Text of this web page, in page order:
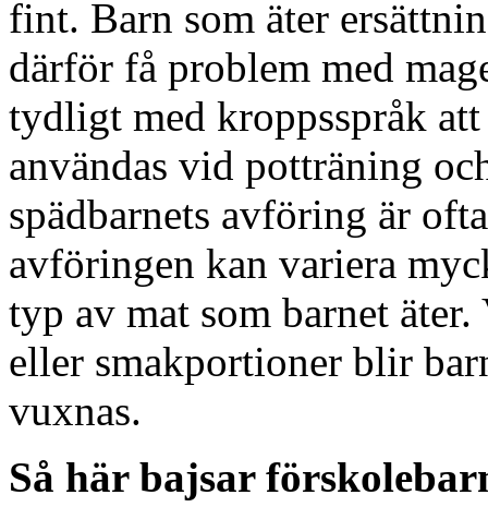
fint. Barn som äter
därför få problem med
tydligt med kroppsspråk
användas vid potträning
spädbarnets avföring är
avföringen kan variera
typ av mat som barnet
eller smakportioner blir
vuxnas.
Så här bajsar